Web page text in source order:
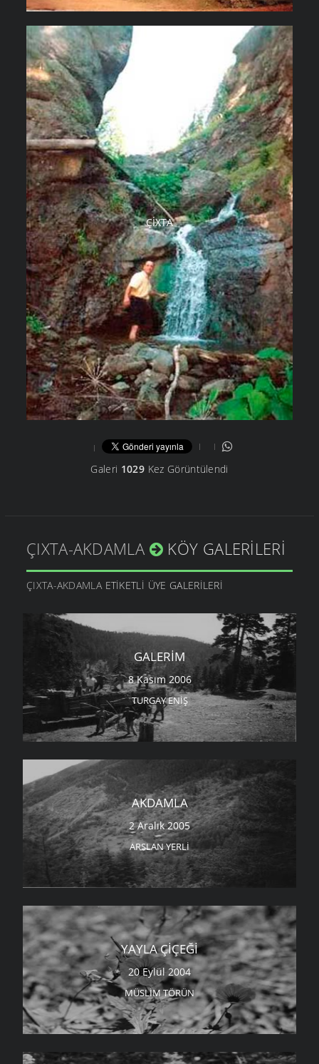
ÇIXTA
Galeri 1029Kez Görüntülendi
ÇIXTA-AKDAMLA KÖY GALERILERI
ÇIXTA-AKDAMLAETIKETLI ÜYE GALERILERI
GALERIM
8 Kasım 2006
TURGAY ENIŞ
AKDAMLA
2 Aralık 2005
ARSLAN YERLI
YAYLA ÇIÇEĞI
20 Eylül 2004
MÜSLIM TÖRÜN